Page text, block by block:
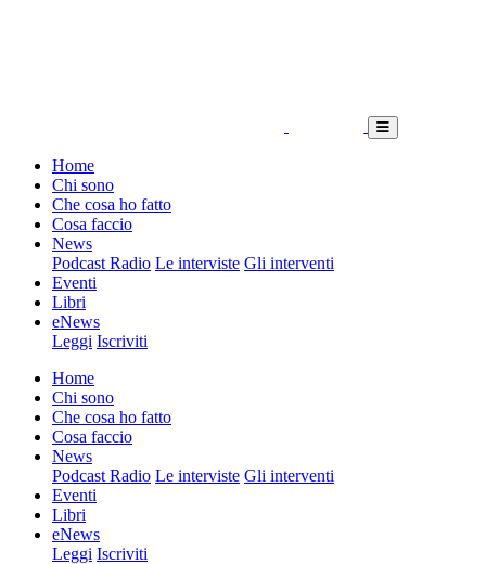
Home
Chi sono
Che cosa ho fatto
Cosa faccio
News
Podcast Radio Le interviste Gli interventi
Eventi
Libri
eNews
Leggi Iscriviti
Home
Chi sono
Che cosa ho fatto
Cosa faccio
News
Podcast Radio Le interviste Gli interventi
Eventi
Libri
eNews
Leggi Iscriviti